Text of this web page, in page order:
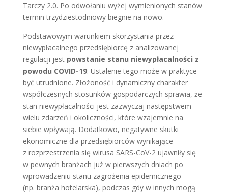
Tarczy 2.0. Po odwołaniu wyżej wymienionych stanów
termin trzydziestodniowy biegnie na nowo.
Podstawowym warunkiem skorzystania przez
niewypłacalnego przedsiębiorcę z analizowanej
regulacji jest powstanie stanu niewypłacalności z
powodu COVID-19. Ustalenie tego może w praktyce
być utrudnione. Złożoność i dynamiczny charakter
współczesnych stosunków gospodarczych sprawia, że
stan niewypłacalności jest zazwyczaj następstwem
wielu zdarzeń i okoliczności, które wzajemnie na
siebie wpływają. Dodatkowo, negatywne skutki
ekonomiczne dla przedsiębiorców wynikające
z rozprzestrzenia się wirusa SARS-CoV-2 ujawniły się
w pewnych branżach już w pierwszych dniach po
wprowadzeniu stanu zagrożenia epidemicznego
(np. branża hotelarska), podczas gdy w innych mogą